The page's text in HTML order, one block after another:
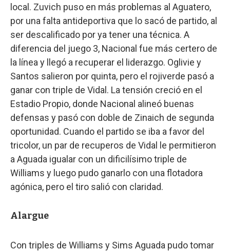
local. Zuvich puso en más problemas al Aguatero,
por una falta antideportiva que lo sacó de partido, al
ser descalificado por ya tener una técnica. A
diferencia del juego 3, Nacional fue más certero de
la línea y llegó a recuperar el liderazgo. Oglivie y
Santos salieron por quinta, pero el rojiverde pasó a
ganar con triple de Vidal. La tensión creció en el
Estadio Propio, donde Nacional alineó buenas
defensas y pasó con doble de Zinaich de segunda
oportunidad. Cuando el partido se iba a favor del
tricolor, un par de recuperos de Vidal le permitieron
a Aguada igualar con un dificilísimo triple de
Williams y luego pudo ganarlo con una flotadora
agónica, pero el tiro salió con claridad.
Alargue
Con triples de Williams y Sims Aguada pudo tomar